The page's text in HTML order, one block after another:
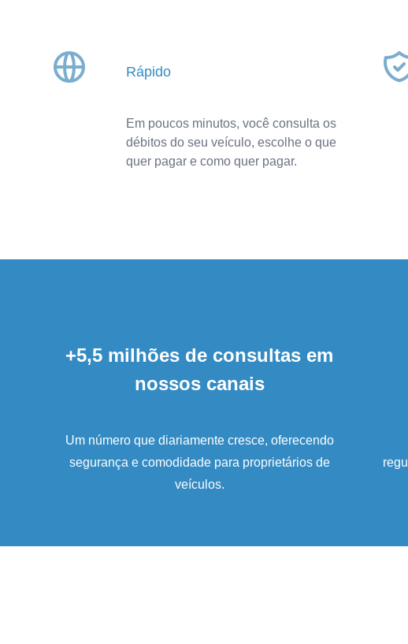
Rápido
Em poucos minutos, você consulta os
débitos do seu veículo, escolhe o que
quer pagar e como quer pagar.
+5,5 milhões de consultas em
nossos canais
Um número que diariamente cresce, oferecendo
segurança e comodidade para proprietários de
veículos.